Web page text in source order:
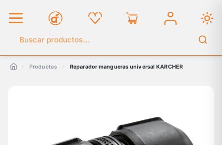
Buscar en el catálogo
Productos Reparador mangueras universal KARCHER